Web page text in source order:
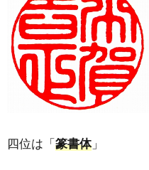
四位は「篆書体」